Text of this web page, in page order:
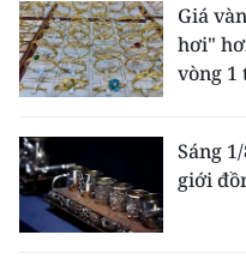
Giá
hơi"
vòng 1
Sáng
giới